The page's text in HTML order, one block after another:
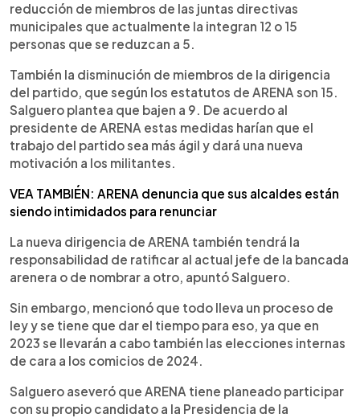
reducción de miembros de las juntas directivas
municipales que actualmente la integran 12 o 15
personas que se reduzcan a 5.
También la disminución de miembros de la dirigencia
del partido, que según los estatutos de ARENA son 15.
Salguero plantea que bajen a 9. De acuerdo al
presidente de ARENA estas medidas harían que el
trabajo del partido sea más ágil y dará una nueva
motivación a los militantes.
VEA TAMBIÉN: ARENA denuncia que sus alcaldes están
siendo intimidados para renunciar
La nueva dirigencia de ARENA también tendrá la
responsabilidad de ratificar al actual jefe de la bancada
arenera o de nombrar a otro, apuntó Salguero.
Sin embargo, mencionó que todo lleva un proceso de
ley y se tiene que dar el tiempo para eso, ya que en
2023 se llevarán a cabo también las elecciones internas
de cara a los comicios de 2024.
Salguero aseveró que ARENA tiene planeado participar
con su propio candidato a la Presidencia de la